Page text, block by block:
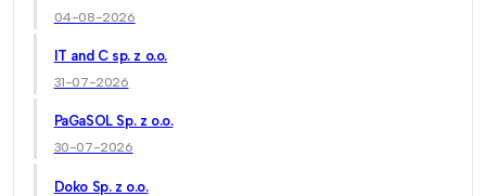
04-08-2026
IT and C sp. z o.o.
31-07-2026
PaGaSOL Sp. z o.o.
30-07-2026
Doko Sp. z o.o.